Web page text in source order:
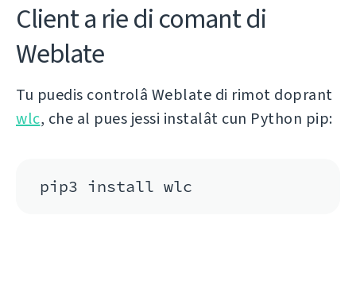
Client a rie di comant di
Weblate
Tu puedis controlâ Weblate di rimot doprant
wlc, che al pues jessi instalât cun Python pip:
pip3 install wlc